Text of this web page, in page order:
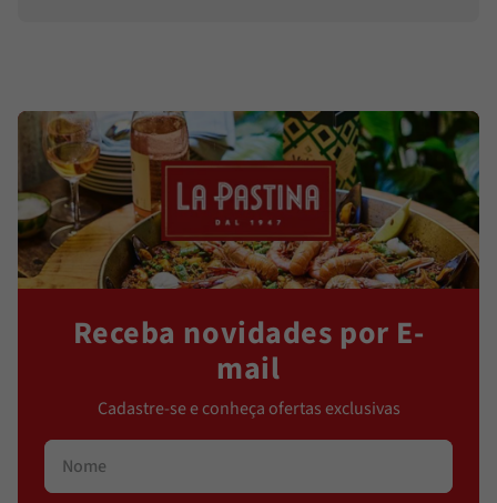
Receba novidades por E-
mail
Cadastre-se e conheça ofertas exclusivas